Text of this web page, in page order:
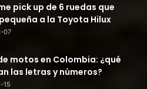
pick up de 6 ruedas que
a la Toyota Hilux
07
motos en Colombia: ¿qué
las letras y números?
15